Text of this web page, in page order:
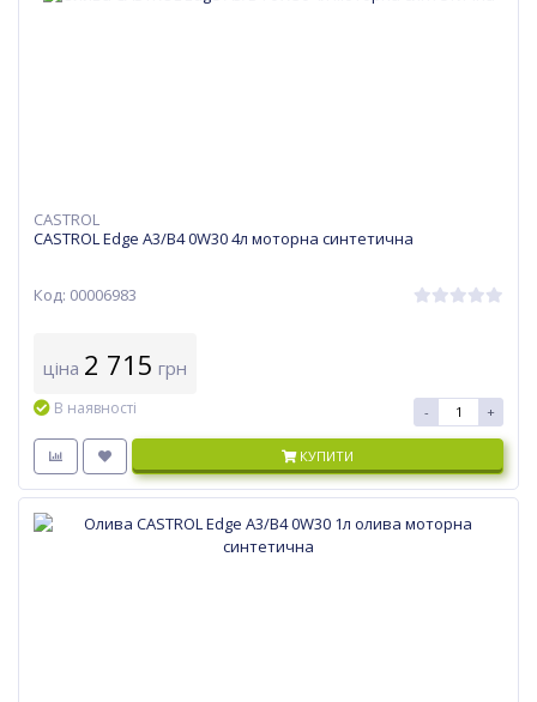
CASTROL
CASTROL Edge A3/B4 0W30 4л моторна синтетична
Код: 00006983
ціна 2 715 грн
В наявності - +
КУПИТИ